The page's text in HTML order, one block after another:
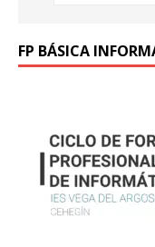
FP BÁSICA